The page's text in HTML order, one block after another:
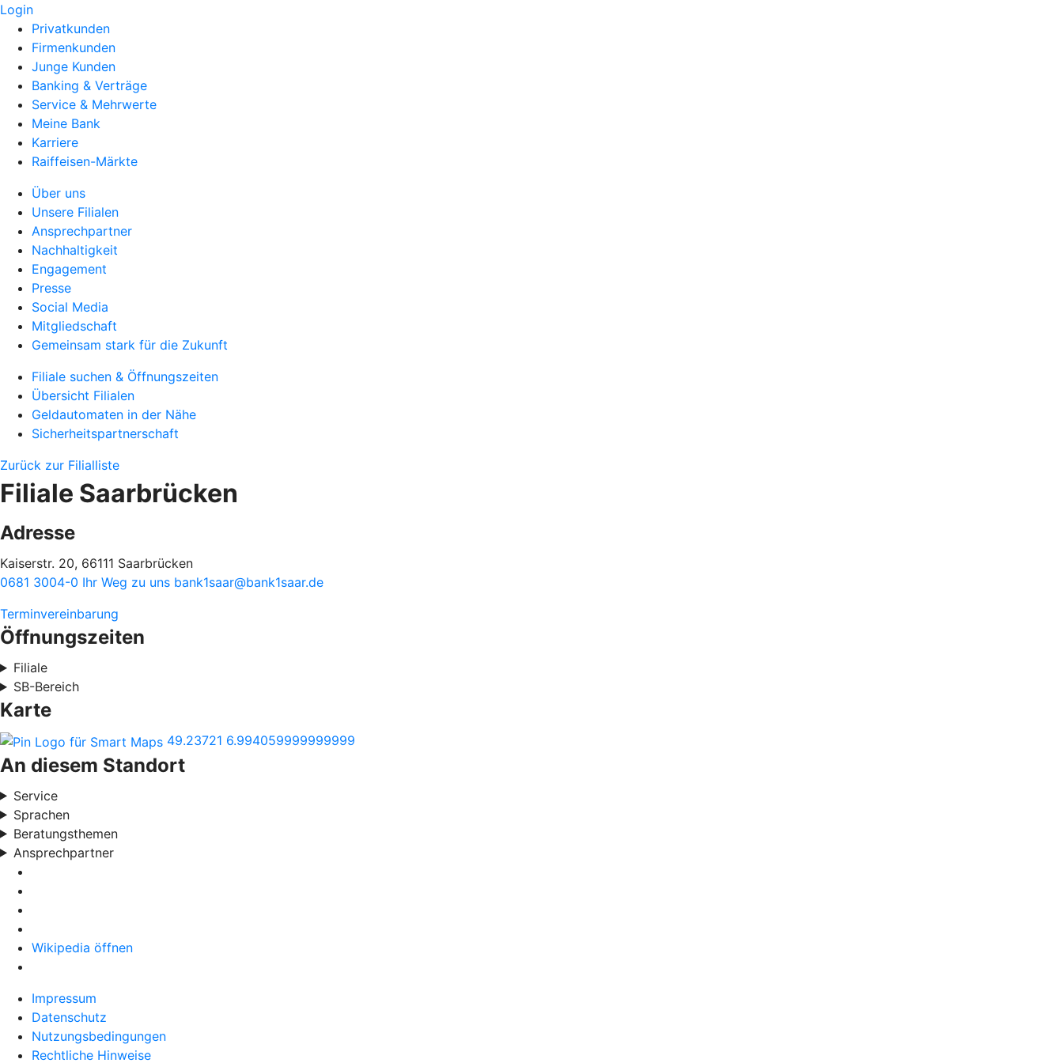
Login
Privatkunden
Firmenkunden
Junge Kunden
Banking & Verträge
Service & Mehrwerte
Meine Bank
Karriere
Raiffeisen-Märkte
Über uns
Unsere Filialen
Ansprechpartner
Nachhaltigkeit
Engagement
Presse
Social Media
Mitgliedschaft
Gemeinsam stark für die Zukunft
Filiale suchen & Öffnungszeiten
Übersicht Filialen
Geldautomaten in der Nähe
Sicherheitspartnerschaft
Zurück zur Filialliste
Filiale Saarbrücken
Adresse
Kaiserstr. 20, 66111 Saarbrücken
0681 3004-0 Ihr Weg zu uns bank1saar@bank1saar.de
Terminvereinbarung
Öffnungszeiten
Filiale
SB-Bereich
Karte
49.23721 6.994059999999999
An diesem Standort
Service
Sprachen
Beratungsthemen
Ansprechpartner
Wikipedia öffnen
Impressum
Datenschutz
Nutzungsbedingungen
Rechtliche Hinweise